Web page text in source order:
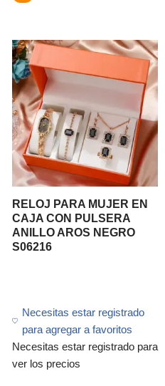
RELOJ PARA MUJER EN
CAJA CON PULSERA
ANILLO AROS NEGRO
S06216
Necesitas estar registrado
para agregar a favoritos
Necesitas estar registrado para
ver los precios